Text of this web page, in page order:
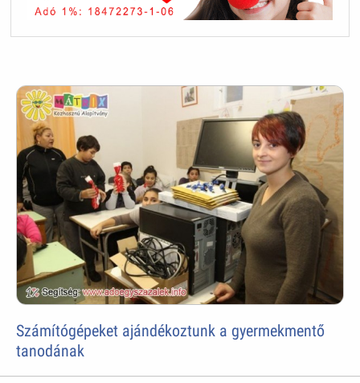
Számítógépeket ajándékoztunk a gyermekmentő
tanodának